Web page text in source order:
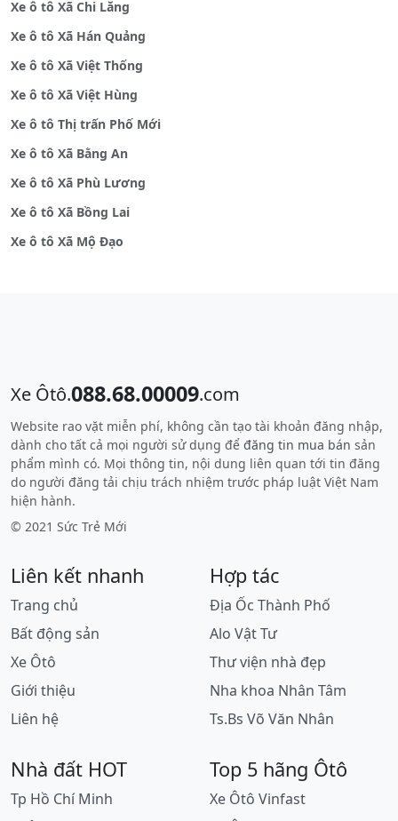
Xe ô tô Xã Chi Lăng
Xe ô tô Xã Hán Quảng
Xe ô tô Xã Việt Thống
Xe ô tô Xã Việt Hùng
Xe ô tô Thị trấn Phố Mới
Xe ô tô Xã Bằng An
Xe ô tô Xã Phù Lương
Xe ô tô Xã Bồng Lai
Xe ô tô Xã Mộ Đạo
Xe Ôtô.088.68.00009.com
Website rao vặt miễn phí, không cần tạo tài khoản đăng nhập,
dành cho tất cả mọi người sử dụng để đăng tin mua bán sản
phẩm mình có. Mọi thông tin, nội dung liên quan tới tin đăng
do người đăng tải chịu trách nhiệm trước pháp luật Việt Nam
hiện hành.
© 2021 Sức Trẻ Mới
Liên kết nhanh
Trang chủ
Bất động sản
Xe Ôtô
Giới thiệu
Liên hệ
Hợp tác
Địa Ốc Thành Phố
Alo Vật Tư
Thư viện nhà đẹp
Nha khoa Nhân Tâm
Ts.Bs Võ Văn Nhân
Nhà đất HOT
Tp Hồ Chí Minh
Top 5 hãng Ôtô
Xe Ôtô Vinfast